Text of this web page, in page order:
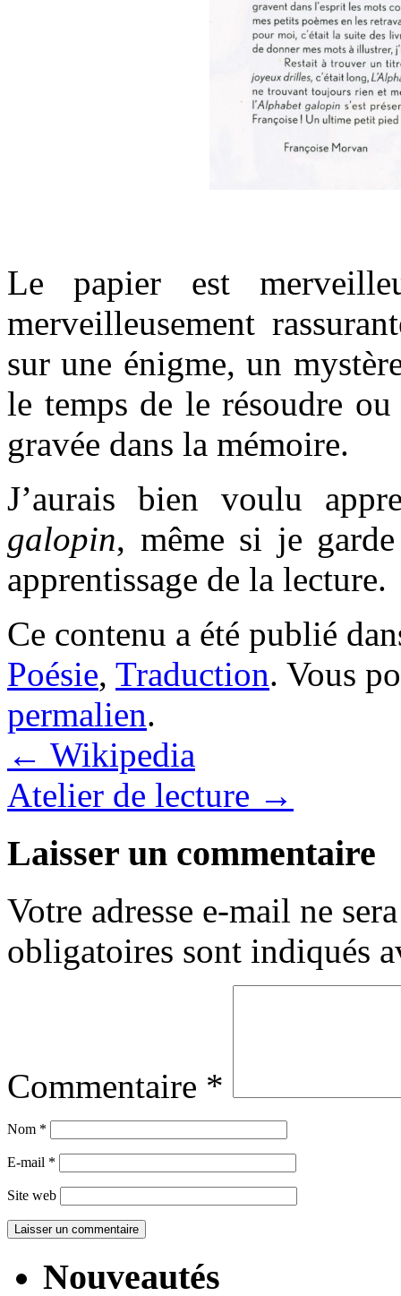
Le papier est
merveilleusement
sur une énigme, un
le temps de le résoudre
gravée dans la mémoire.
J’aurais bien voulu
galopin, même si je
apprentissage de la lecture.
Ce contenu a été publié
Poésie, Traduction. Vous
permalien.
← Wikipedia
Atelier de lecture →
Laisser un commentaire
Votre adresse e-mail ne
obligatoires sont indiqués
Commentaire *
Nom *
E-mail *
Site web
Nouveautés